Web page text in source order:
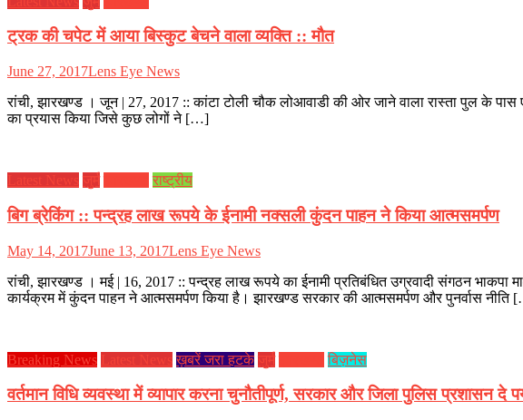
ट्रक की चपेट में आया बिस्कुट बेचने वाला व्यक्ति :: मौत
June 27, 2017Lens Eye News
रांची, झारखण्ड । जून | 27, 2017 :: कांटा टोली चौक लोआवाडी की ओर जाने वाला रास्ता पुल के
का प्रयास किया जिसे कुछ लोगों ने […]
Latest News जुर्म राष्ट्रीय
बिग ब्रेकिंग :: पन्द्रह लाख रूपये के ईनामी नक्सली कुंदन पाहन ने किया आत्मसमर्पण
May 14, 2017June 13, 2017Lens Eye News
रांची, झारखण्ड । मई | 16, 2017 :: पन्द्रह लाख रूपये का ईनामी प्रतिबंधित उग्रवादी संगठन
कार्यक्रम में कुंदन पाहन ने आत्मसमर्पण किया है। झारखण्ड सरकार की आत्मसमर्पण और पुनर्वास नीति
Breaking News Latest News ख़बरें जरा हटके जुर्म बिज़नेस
वर्तमान विधि व्यवस्था में व्यापार करना चुनौतीपूर्ण, सरकार और जिला पुलिस प्रशासन दे